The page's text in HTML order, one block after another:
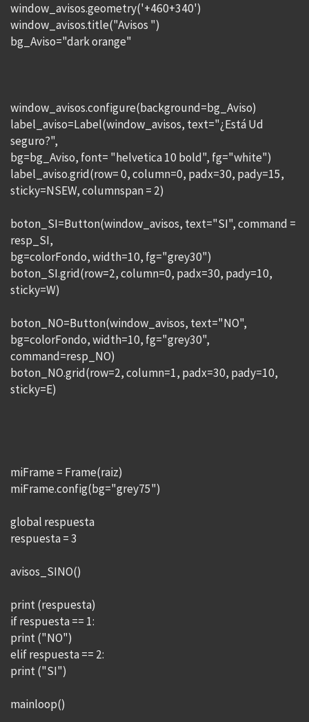
window_avisos.geometry('+460+340')
window_avisos.title("Avisos ")
bg_Aviso="dark orange"
window_avisos.configure(background=bg_Aviso)
label_aviso=Label(window_avisos, text="¿Está Ud
seguro?",
bg=bg_Aviso, font= "helvetica 10 bold", fg="white")
label_aviso.grid(row= 0, column=0, padx=30, pady=15,
sticky=NSEW, columnspan = 2)
boton_SI=Button(window_avisos, text="SI", command =
resp_SI,
bg=colorFondo, width=10, fg="grey30")
boton_SI.grid(row=2, column=0, padx=30, pady=10,
sticky=W)
boton_NO=Button(window_avisos, text="NO",
bg=colorFondo, width=10, fg="grey30",
command=resp_NO)
boton_NO.grid(row=2, column=1, padx=30, pady=10,
sticky=E)
miFrame = Frame(raiz)
miFrame.config(bg="grey75")
global respuesta
respuesta = 3
avisos_SINO()
print (respuesta)
if respuesta == 1:
print ("NO")
elif respuesta == 2:
print ("SI")
mainloop()